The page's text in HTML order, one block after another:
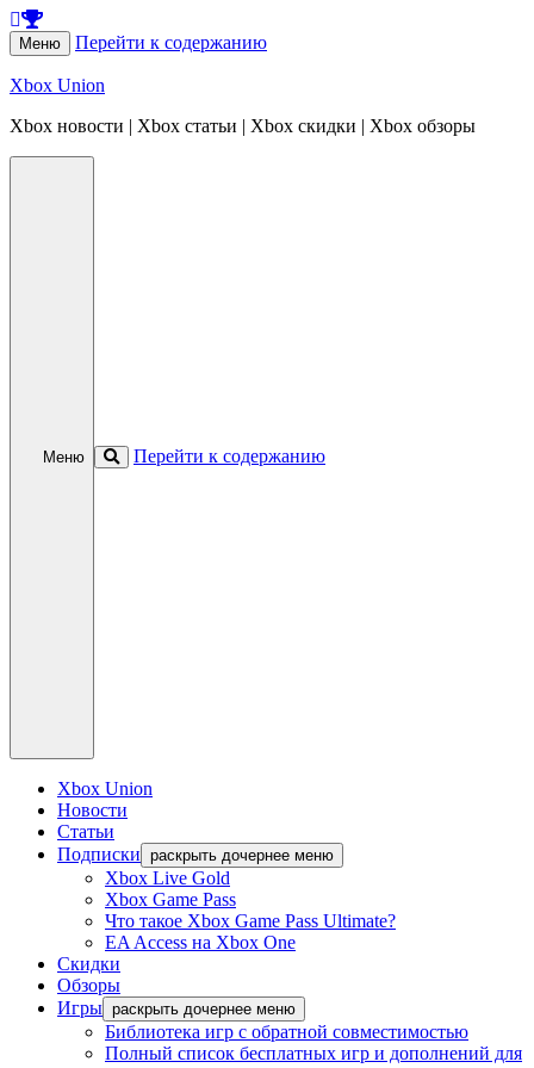
Меню Перейти к содержанию
Xbox Union
Xbox новости | Xbox статьи | Xbox скидки | Xbox обзоры
Меню Перейти к содержанию
Xbox Union
Новости
Статьи
Подписки раскрыть дочернее меню
Xbox Live Gold
Xbox Game Pass
Что такое Xbox Game Pass Ultimate?
EA Access на Xbox One
Скидки
Обзоры
Игры раскрыть дочернее меню
Библиотека игр с обратной совместимостью
Полный список бесплатных игр и дополнений для